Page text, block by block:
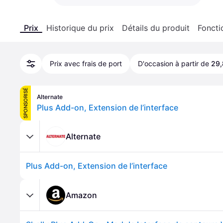
Prix Historique du prix Détails du produit
Prix avec frais de port D'occasion à partir de
SPONSORISÉ Alternate
Plus Add-on, Extension de l’interface
Alternate
Plus Add-on, Extension de l’interface
Amazon